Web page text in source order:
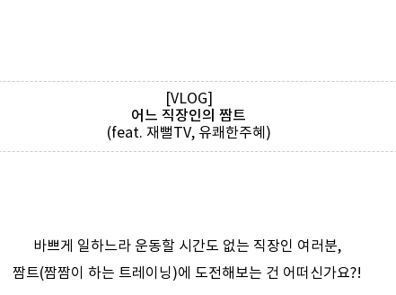
[VLOG]
어느 직장인의 짬트
(feat. 재뻘TV, 유쾌한주혜)
바쁘게 일하느라 운동할 시간도 없는 직장인 여러분,
짬트(짬짬이 하는 트레이닝)에 도전해보는 건 어떠신가요?!